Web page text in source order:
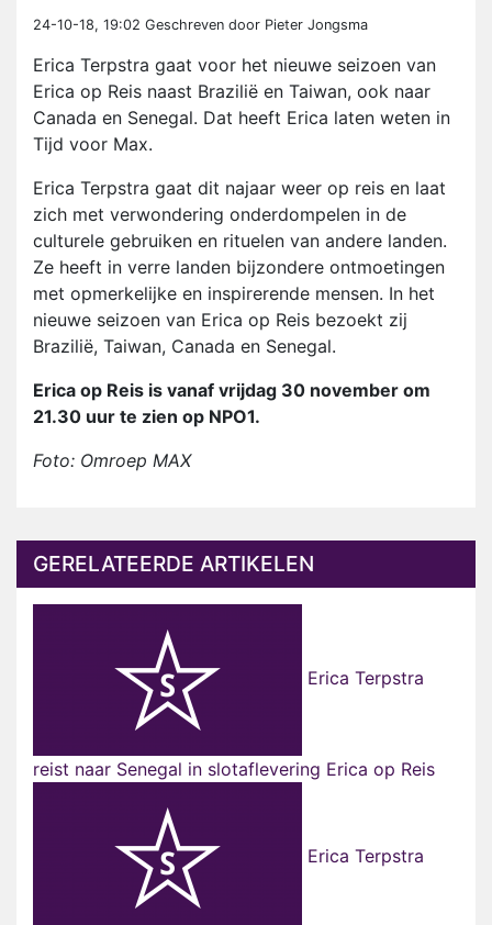
24-10-18, 19:02 Geschreven door Pieter Jongsma
Erica Terpstra gaat voor het nieuwe seizoen van
Erica op Reis naast Brazilië en Taiwan, ook naar
Canada en Senegal. Dat heeft Erica laten weten in
Tijd voor Max.
Erica Terpstra gaat dit najaar weer op reis en laat
zich met verwondering onderdompelen in de
culturele gebruiken en rituelen van andere landen.
Ze heeft in verre landen bijzondere ontmoetingen
met opmerkelijke en inspirerende mensen. In het
nieuwe seizoen van Erica op Reis bezoekt zij
Brazilië, Taiwan, Canada en Senegal.
Erica op Reis is vanaf vrijdag 30 november om
21.30 uur te zien op NPO1.
Foto: Omroep MAX
GERELATEERDE ARTIKELEN
Erica Terpstra
reist naar Senegal in slotaflevering Erica op Reis
Erica Terpstra